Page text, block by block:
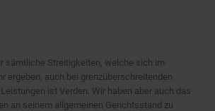
sämtliche Streitigkeiten, welche sich im
ergeben, auch bei grenzüberschreitenden
ist Verden. Wir haben aber auch das
an seinem allgemeinen Gerichtsstand zu